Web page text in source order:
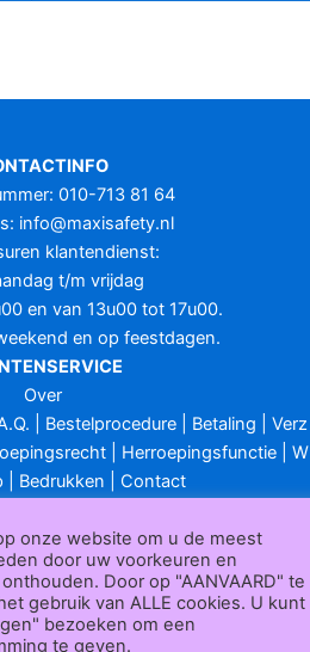
010-713 81 64
info@maxisafety.nl
klantendienst:
t/m vrijdag
en van 13u00 tot 17u00.
en op feestdagen.
Over
Bestelprocedure| Betaling
Verz
| Herroepingsfunctie| W
Bedrukken
Contact
© 2026
onze website om u de meest
door uw voorkeuren en
Door op "AANVAARD" te
gebruik van ALLE cookies. U kunt
bezoeken om een
te geven.